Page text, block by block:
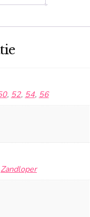
, 52, 54, 56
Zandloper